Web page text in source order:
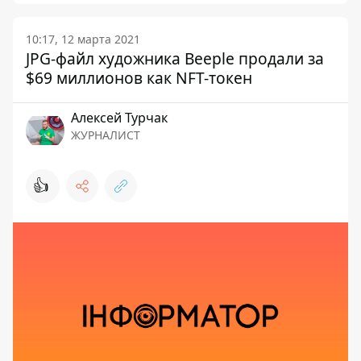
10:17, 12 марта 2021
JPG-файл художника Beeple продали за
$69 миллионов как NFT-токен
Алексей Турчак
ЖУРНАЛИСТ
👍